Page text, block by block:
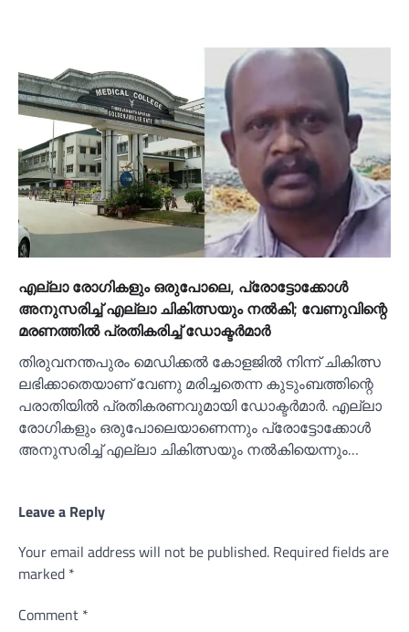
എല്ലാ രോഗികളും ഒരുപോലെ, പ്രോട്ടോക്കോള്‍
അനുസരിച്ച്‌ എല്ലാ ചികിത്സയും നല്‍കി; വേണുവിന്റെ
മരണത്തില്‍ പ്രതികരിച്ച്‌ ഡോക്ടര്‍മാര്‍
തിരുവനന്തപുരം മെഡിക്കല്‍ കോളജില്‍ നിന്ന് ചികിത്സ
ലഭിക്കാതെയാണ് വേണു മരിച്ചതെന്ന കുടുംബത്തിന്റെ
പരാതിയില്‍ പ്രതികരണവുമായി ഡോക്ടര്‍മാര്‍. എല്ലാ
രോഗികളും ഒരുപോലെയാണെന്നും പ്രോട്ടോക്കോള്‍
അനുസരിച്ച്‌ എല്ലാ ചികിത്സയും നല്‍കിയെന്നും…
Leave a Reply
Your email address will not be published. Required fields are
marked *
Comment *